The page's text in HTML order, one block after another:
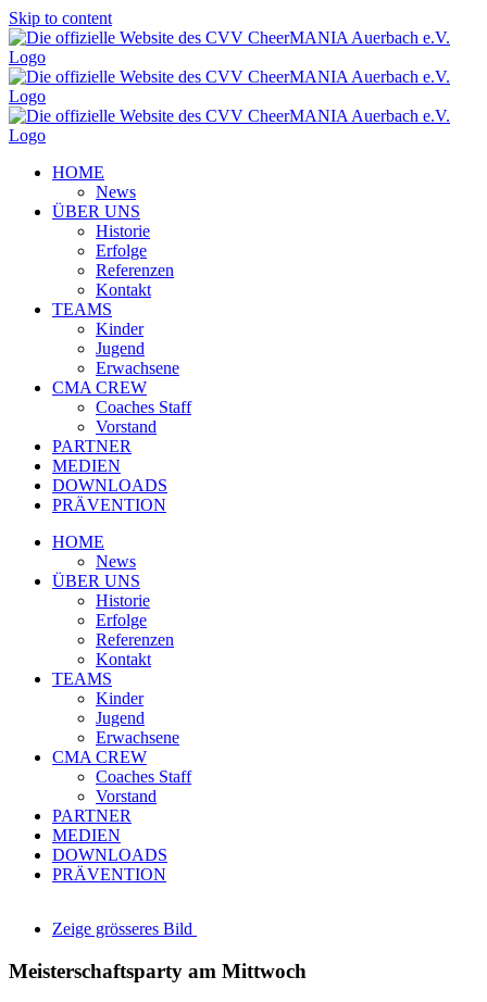
Skip to content
HOME
News
ÜBER UNS
Historie
Erfolge
Referenzen
Kontakt
TEAMS
Kinder
Jugend
Erwachsene
CMA CREW
Coaches Staff
Vorstand
PARTNER
MEDIEN
DOWNLOADS
PRÄVENTION
HOME
News
ÜBER UNS
Historie
Erfolge
Referenzen
Kontakt
TEAMS
Kinder
Jugend
Erwachsene
CMA CREW
Coaches Staff
Vorstand
PARTNER
MEDIEN
DOWNLOADS
PRÄVENTION
Zeige grösseres Bild
Meisterschaftsparty am Mittwoch